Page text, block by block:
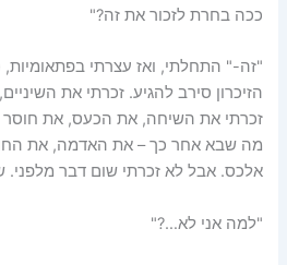
ככה בחרת לזכור את זה?"
"זה-" התחלתי, ואז עצרתי בפתאומיות,
הזיכרון סירב להגיע. זכרתי את
זכרתי את השיחה, את הכעס, את חוסר
מה שבא אחר כך – את האדמה, את
אלכס. אבל לא זכרתי שום דבר מלפני.
"למה אני לא…?"